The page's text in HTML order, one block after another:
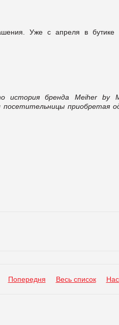
Уже с апреля в бутике
история бренда
Meiher by
приобретая
Попередня Весь список